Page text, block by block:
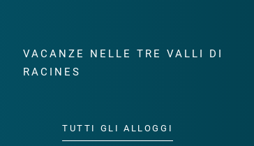
VACANZE NELLE TRE VALLI DI
RACINES
TUTTI GLI ALLOGGI